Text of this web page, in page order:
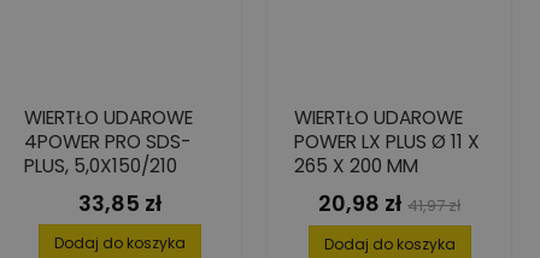
WIERTŁO UDAROWE
4POWER PRO SDS-
PLUS, 5,0X150/210
Cena
33,85 zł
Dodaj do koszyka
WIERTŁO UDAROWE
POWER LX PLUS Ø 11 X
265 X 200 MM
Cena
20,98 zł Cena
podstawowa
41,97 zł
Dodaj do koszyka